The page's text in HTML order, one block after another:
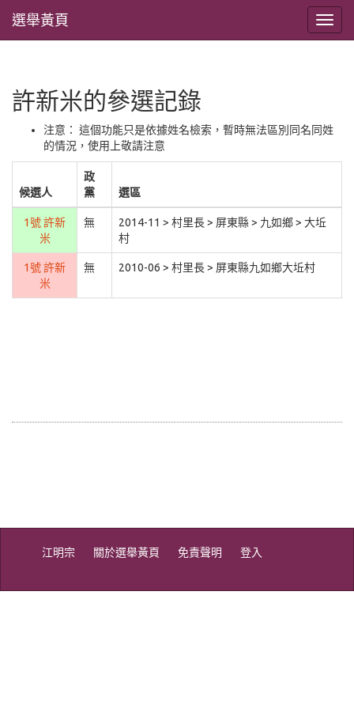
選舉黃頁
許新米的參選記錄
注意： 這個功能只是依據姓名檢索，暫時無法區別同名同姓
的情況，使用上敬請注意
候選人
政
黨
選區
1號 許新
米
無
2014-11 > 村里長 > 屏東縣 > 九如鄉 > 大坵
村
1號 許新
米
無 2010-06 > 村里長 > 屏東縣九如鄉大坵村
江明宗 關於選舉黃頁 免責聲明 登入